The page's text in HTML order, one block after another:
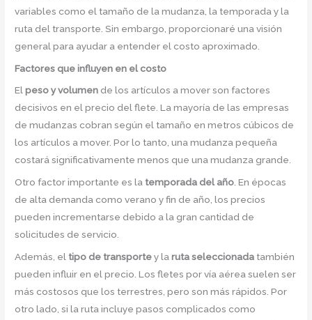
variables como el tamaño de la mudanza, la temporada y la
ruta del transporte. Sin embargo, proporcionaré una visión
general para ayudar a entender el costo aproximado.
Factores que influyen en el costo
Elpeso y volumen de los artículos a mover son factores
decisivos en el precio del flete. La mayoría de las empresas
de mudanzas cobran según el tamaño en metros cúbicos de
los artículos a mover. Por lo tanto, una mudanza pequeña
costará significativamente menos que una mudanza grande.
Otro factor importante es la temporada del año. En épocas
de alta demanda como verano y fin de año, los precios
pueden incrementarse debido a la gran cantidad de
solicitudes de servicio.
Además, el tipo de transportey laruta seleccionada también
pueden influir en el precio. Los fletes por vía aérea suelen ser
más costosos que los terrestres, pero son más rápidos. Por
otro lado, si la ruta incluye pasos complicados como